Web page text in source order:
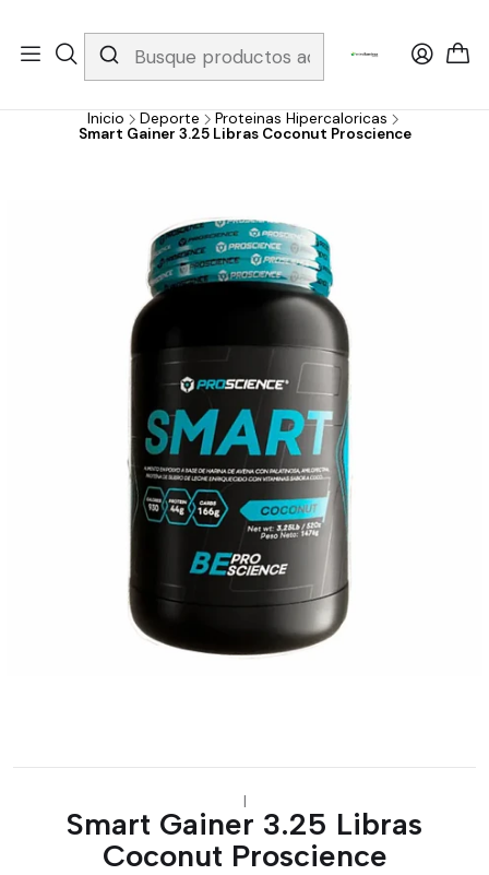
Whatsapp 3229079958/ Fijo 6019251796 / Envios a todo el país y
gratis apartir de 199.000!
Inicio Deporte
Proteinas Hipercaloricas
Smart Gainer 3.25 Libras Coconut Proscience
|
Smart Gainer 3.25 Libras
Coconut Proscience